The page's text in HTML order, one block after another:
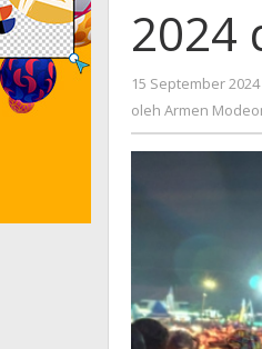
2024
15 September 2024
oleh Armen